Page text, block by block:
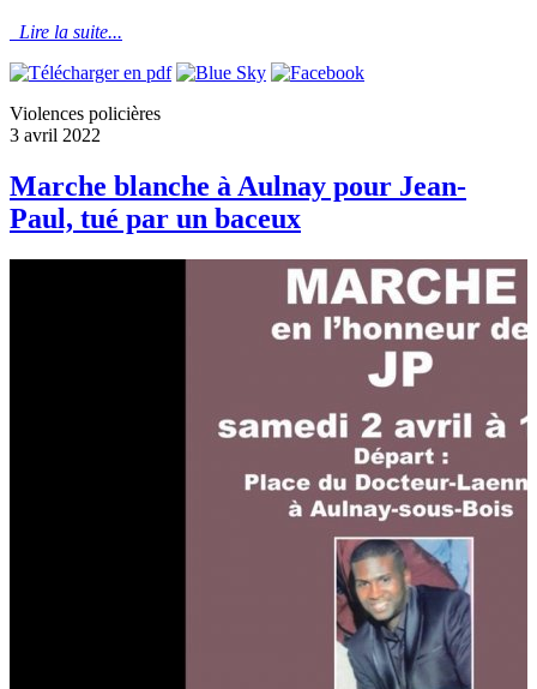
Lire la suite...
Violences policières
3 avril 2022
Marche blanche à Aulnay pour Jean-
Paul, tué par un baceux